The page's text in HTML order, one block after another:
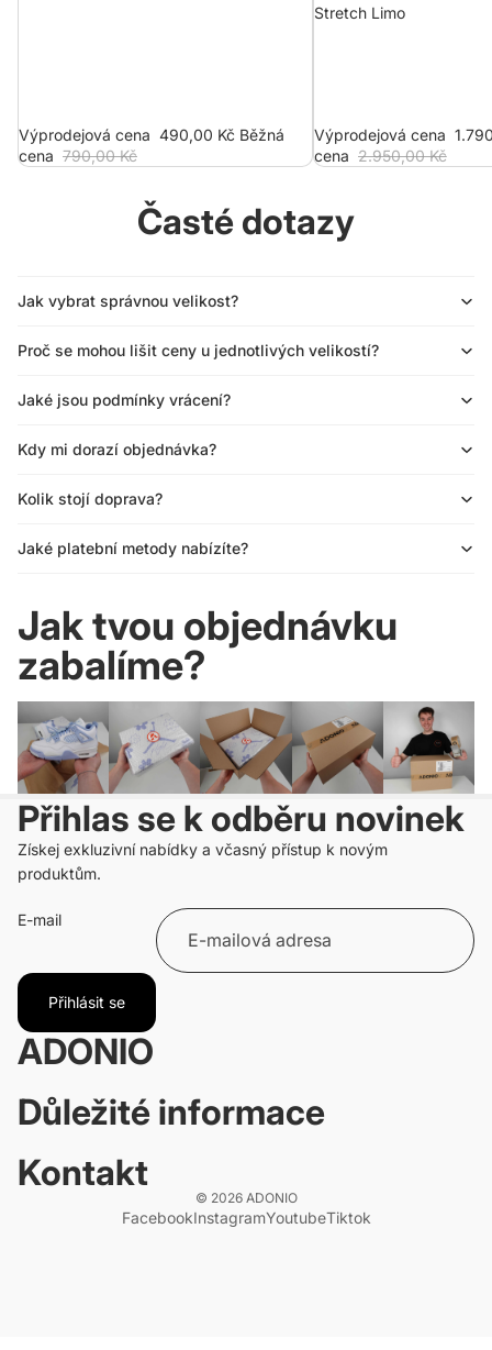
Výprodejová cena 490,00 Kč Běžná
cena 790,00 Kč
Stretch Limo
Výprodejová cena
cena 2.950,00 Kč
Časté dotazy
Jak vybrat správnou velikost?
Proč se mohou lišit ceny u jednotlivých velikostí?
Jaké jsou podmínky vrácení?
Kdy mi dorazí objednávka?
Kolik stojí doprava?
Jaké platební metody nabízíte?
Jak tvou objednávku
zabalíme?
Přihlas se k odběru novinek
Získej exkluzivní nabídky a včasný přístup k novým
produktům.
E-mail
Přihlásit se
ADONIO
Důležité informace
Kontakt
© 2026 ADONIO
FacebookInstagramYoutubeTiktok